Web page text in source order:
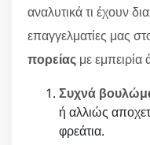
αναλυτικά τι έχουν
επαγγελματίες μας
πορείας με
Συχνά
ή αλλιώς
φρεάτια.